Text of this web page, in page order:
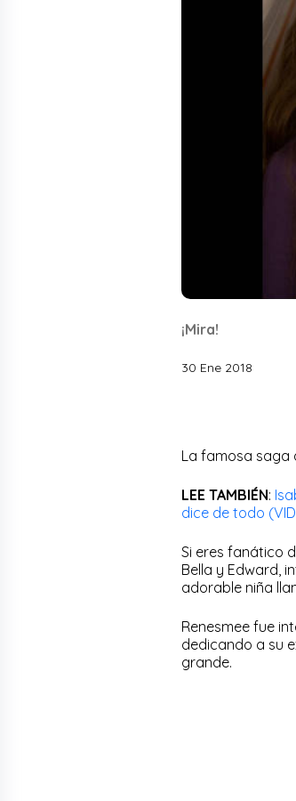
¡Mira!
30 Ene 2018
La famosa saga
LEE TAMBIÉN:
dice de todo
Si eres fanático
Bella y Edward,
adorable niña
Renesmee fue
dedicando a su
grande.